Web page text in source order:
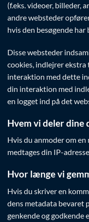
(f.eks. videoer, billeder,
andre websteder
hvis den besøgende
Disse websteder
cookies, indlejrer
interaktion med dette
din interaktion med
en logget ind på det
Hvem vi deler dine
Hvis du anmoder om
medtages din IP-
Hvor længe vi
Hvis du skriver en
dens metadata bevaret
genkende og godkende